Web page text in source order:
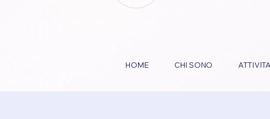
HOME CHI SONO